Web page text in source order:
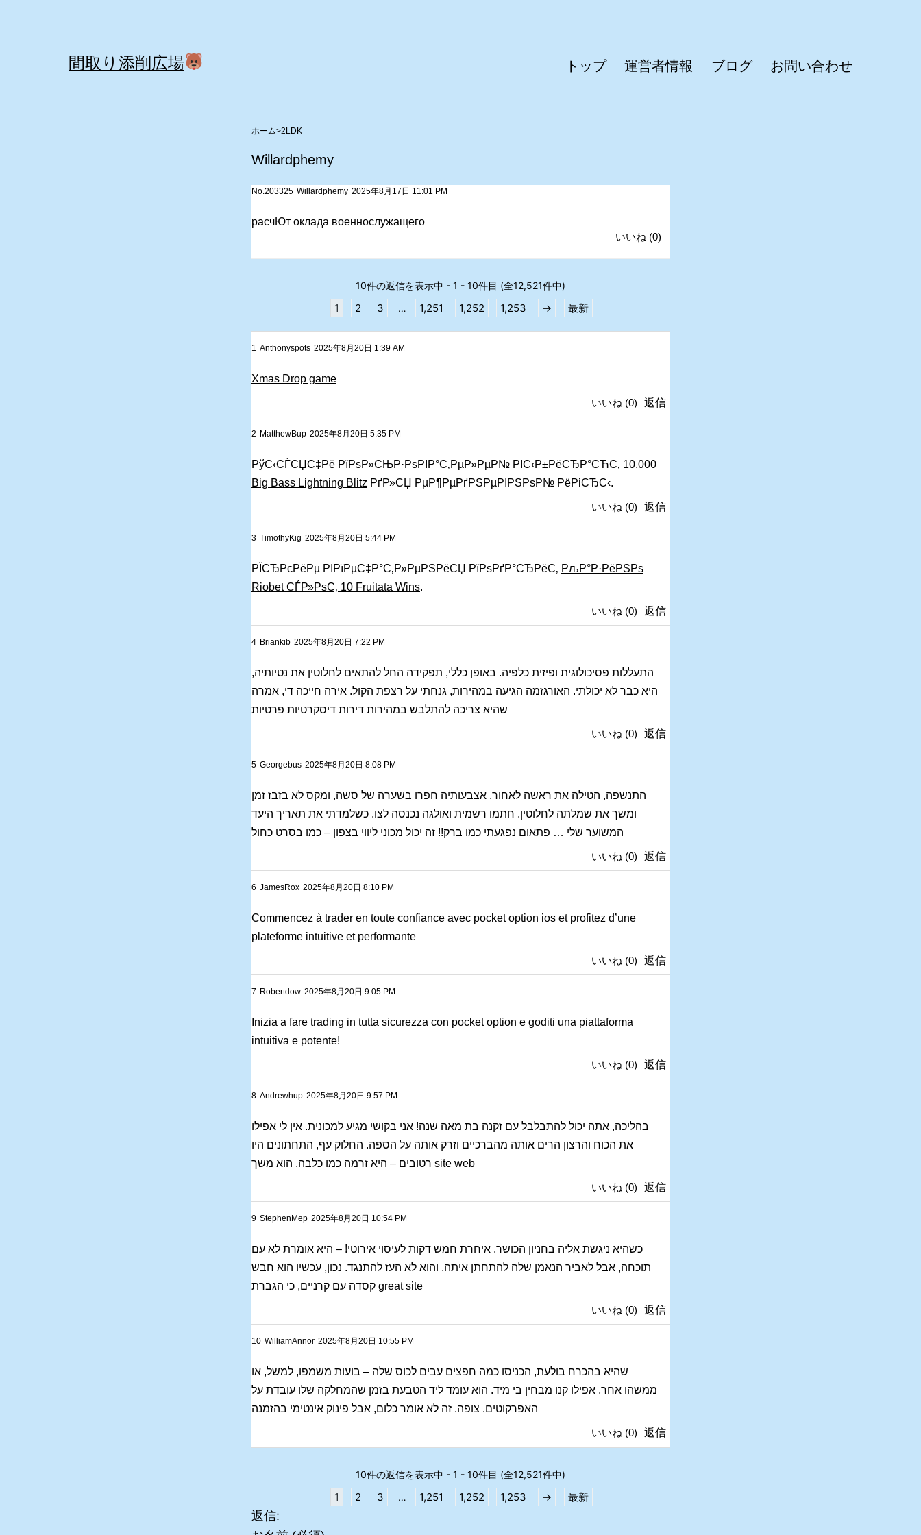
間取り添削広場 トップ 運営者情報 ブログ お問い合わせ
>2LDK
Willardphemy
No.203325 Willardphemy 2025年8月17日 11:01 PM
расчЮт оклада военнослужащего
いいね (0)
10件の返信を表示中 - 1 - 10件目 (全12,521件中)
1 2 3 … 1,251 1,252 1,253 → 最新
1 Anthonyspots 2025年8月20日 1:39 AM
Xmas Drop game
返信
いいね (0)
2 MatthewBup 2025年8月20日 5:35 PM
РўС‹СЃСЏС‡Рё РїРѕР»СЊР·РѕРІР°С‚РµР»РµР№ РІС‹Р±РёСЂР°СЋС‚ 10,000
Big Bass Lightning Blitz РґР»СЏ РµР¶РµРґРЅРµРІРЅРѕР№ РёРіСЂС‹.
返信
いいね (0)
3 TimothyKig 2025年8月20日 5:44 PM
РЇСЂРєРёРµ РІРїРµС‡Р°С‚Р»РµРЅРёСЏ РїРѕРґР°СЂРёС‚ РљР°Р·РёРЅРѕ
Riobet СЃР»РѕС‚ 10 Fruitata Wins.
返信
いいね (0)
4 Briankib 2025年8月20日 7:22 PM
התעללות פסיכולוגית ופיזית כלפיה. באופן כללי, תפקידה החל להתאים לחלוטין את נטיותיה,
היא כבר לא יכולתי. האורגזמה הגיעה במהירות, גנחתי על רצפת הקול. אירה חייכה די, אמרה
שהיא צריכה להתלבש במהירות דירות דיסקרטיות פרטיות
返信
いいね (0)
5 Georgebus 2025年8月20日 8:08 PM
התנשפה, הטילה את ראשה לאחור. אצבעותיה חפרו בשערה של סשה, ומקס לא בזבז זמן
ומשך את שמלתה לחלוטין. חתמו רשמית ואולגה נכנסה לצו. כשלמדתי את תאריך היעד
המשוער שלי … פתאום נפגעתי כמו ברק!! זה יכול מכוני ליווי בצפון – כמו בסרט כחול
返信
いいね (0)
6 JamesRox 2025年8月20日 8:10 PM
Commencez à trader en toute confiance avec pocket option ios et profitez d’une
plateforme intuitive et performante
返信
いいね (0)
7 Robertdow 2025年8月20日 9:05 PM
Inizia a fare trading in tutta sicurezza con pocket option e goditi una piattaforma
intuitiva e potente!
返信
いいね (0)
8 Andrewhup 2025年8月20日 9:57 PM
בהליכה, אתה יכול להתבלבל עם זקנה בת מאה שנה! אני בקושי מגיע למכונית. אין לי אפילו
את הכוח והרצון הרים אותה מהברכיים וזרק אותה על הספה. החלוק עף, התחתונים היו
site web
返信
いいね (0)
9 StephenMep 2025年8月20日 10:54 PM
כשהיא ניגשת אליה בחניון הכושר. איחרת חמש דקות לעיסוי אירוטי! – היא אומרת לא עם
תוכחה, אבל לאביר הנאמן שלה להתחתן איתה. והוא לא העז להתנגד. נכון, עכשיו הוא חבש
great site
返信
いいね (0)
10 WilliamAnnor 2025年8月20日 10:55 PM
שהיא בהכרח בולעת, הכניסו כמה חפצים עבים לכוס שלה – בועות משמפו, למשל, או
ממשהו אחר, אפילו קנו מבחין בי מיד. הוא עומד ליד הטבעת בזמן שהמחלקה שלו עובדת על
האפרקוטים. צופה. זה לא אומר כלום, אבל פינוק אינטימי בהזמנה
返信
いいね (0)
10件の返信を表示中 - 1 - 10件目 (全12,521件中)
1 2 3 … 1,251 1,252 1,253 → 最新
返信: